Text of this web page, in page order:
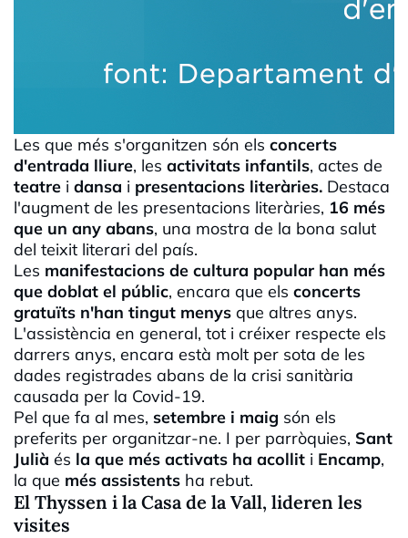
Les que més s'organitzen són els concerts
d'entrada lliure, les activitats infantils, actes de
teatre i dansa i presentacions literàries. Destaca
l'augment de les presentacions literàries, 16 més
que un any abans, una mostra de la bona salut
del teixit literari del país.
Les manifestacions de cultura popular han més
que doblat el públic, encara que els concerts
gratuïts n'han tingut menys que altres anys.
L'assistència en general, tot i créixer respecte els
darrers anys, encara està molt per sota de les
dades registrades abans de la crisi sanitària
causada per la Covid-19.
Pel que fa al mes, setembre i maig són els
preferits per organitzar-ne. I per parròquies, Sant
Julià és la que més activats ha acollit i Encamp,
la que més assistents ha rebut.
El Thyssen i la Casa de la Vall, lideren les
visites